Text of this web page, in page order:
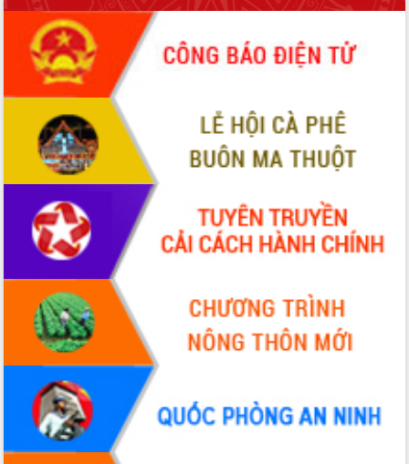
Nâng cao hiệu lực, hiệu quả HĐND
tỉnh thông qua hiện đại hóa hành chính
Xã Ea Phê gắn cải cách hành chính với
chuyển đổi số
Phó Chủ tịch Thường trực UBND tỉnh
Hồ Thị Nguyên Thảo làm việc tại Trung
tâm Phục vụ hành chính công xã Ea
Xây dựng nền hành chính số đồng
hành cùng nông dân dân, doanh nghiệp
Giai đoạn 2026-2030, Đắk Lắk phấn
đấu có 77% xã đạt chuẩn nông thôn
mới
Chuyển đổi số 'mở đường' cho nông
nghiệp Đắk Lắk tăng trưởng bứt phá
Triển khai đồng bộ đo đạc, lập hồ sơ
địa chính, hoàn thiện cơ sở dữ liệu đất
Ứng dụng sinh trắc học - Bước tiến
trong hành trình chuyển đổi số tại Đắk
Lắk
Đắk Lắk nâng cao hiệu quả công tác
Đảng từ Sổ tay đảng viên điện tử